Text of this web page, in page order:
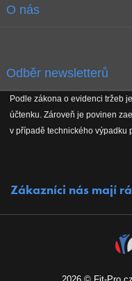
Obchodní podmínky
Reklamační řád
O nás
Koho podporujeme
Odběr newsletterů
Získejte přehled o
na nové články v magazínu!
Podle zákona o evidenci tržeb
účtenku. Zároveň je povinen
v případě technického výpadku
Zákazníci nás mají